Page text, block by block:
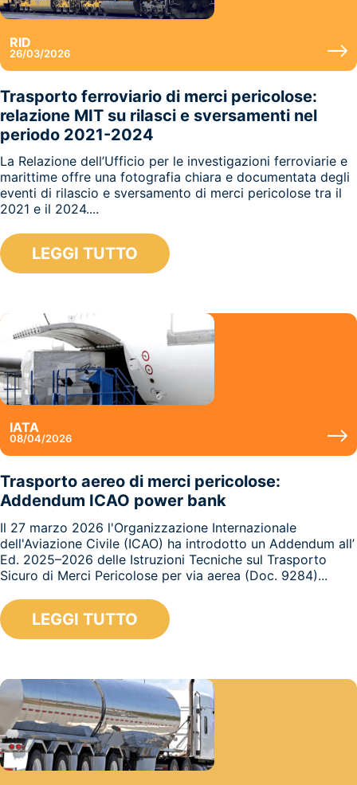
RID
26/03/2026
Trasporto ferroviario di merci pericolose:
relazione MIT su rilasci e sversamenti nel
periodo 2021-2024
La Relazione dell’Ufficio per le investigazioni ferroviarie e
marittime offre una fotografia chiara e documentata degli
eventi di rilascio e sversamento di merci pericolose tra il
2021 e il 2024....
LEGGI TUTTO
IATA
08/04/2026
Trasporto aereo di merci pericolose:
Addendum ICAO power bank
Il 27 marzo 2026 l'Organizzazione Internazionale
dell'Aviazione Civile (ICAO) ha introdotto un Addendum all’
Ed. 2025–2026 delle Istruzioni Tecniche sul Trasporto
Sicuro di Merci Pericolose per via aerea (Doc. 9284)...
LEGGI TUTTO